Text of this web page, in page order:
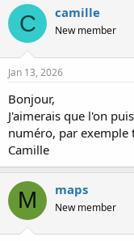
r
e
a
t
a
r
t
e
r
a
t
C camille
New member
Jan 13, 2026
Bonjour,
J'aimerais que l'on
numéro, par exemple
Camille
M maps
New member